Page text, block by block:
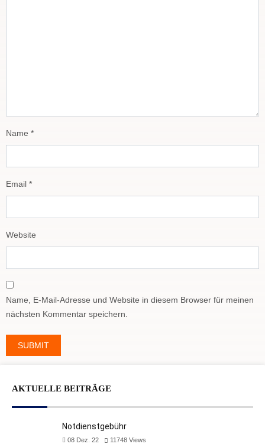
Name *
Email *
Website
Name, E-Mail-Adresse und Website in diesem Browser für meinen
nächsten Kommentar speichern.
AKTUELLE BEITRÄGE
Notdienstgebühr
08 Dez. 22 11748 Views